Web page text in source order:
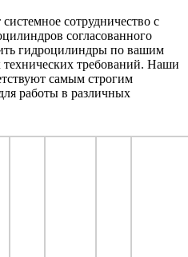
сотрудничество с
согласованного
гидроцилиндры по вашим
требований. Наши
самым строгим
работы в различных